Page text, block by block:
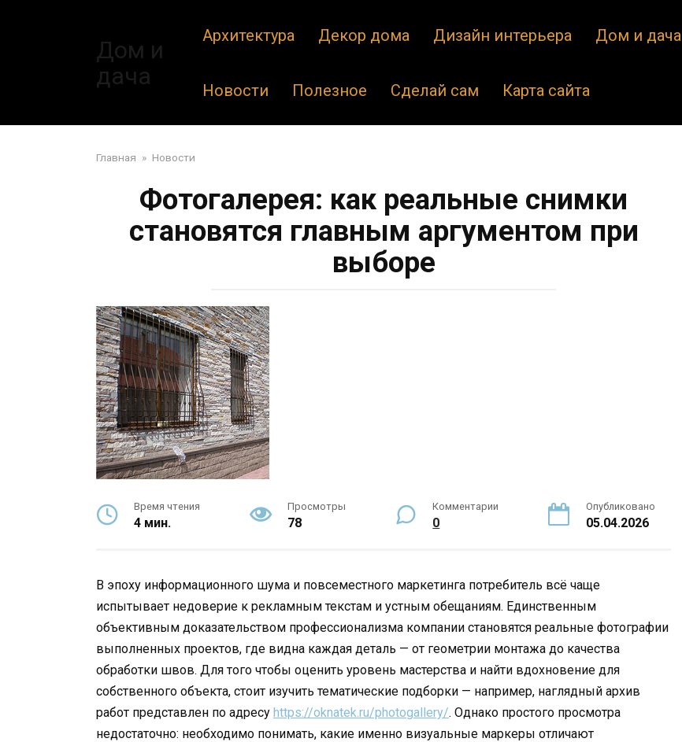
Дом и
дача
Архитектура Декор дома Дизайн интерьера Дом и дача
Новости Полезное Сделай сам Карта сайта
Главная » Новости
Фотогалерея: как реальные снимки
становятся главным аргументом при
выборе
Время чтения
4 мин.
Просмотры
78
Комментарии
0
Опубликовано
05.04.2026
В эпоху информационного шума и повсеместного маркетинга потребитель всё чаще
испытывает недоверие к рекламным текстам и устным обещаниям. Единственным
объективным доказательством профессионализма компании становятся реальные фотографии
выполненных проектов, где видна каждая деталь — от геометрии монтажа до качества
обработки швов. Для того чтобы оценить уровень мастерства и найти вдохновение для
собственного объекта, стоит изучить тематические подборки — например, наглядный архив
работ представлен по адресу https://oknatek.ru/photogallery/. Однако простого просмотра
недостаточно: необходимо понимать, какие именно визуальные маркеры отличают